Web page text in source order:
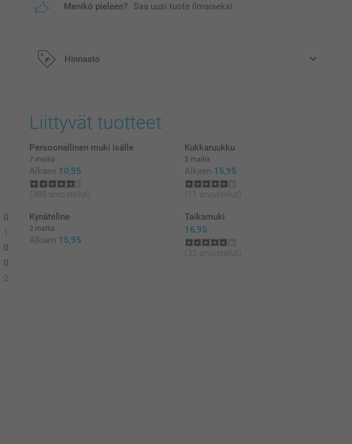
Menikö pieleen? Saa uusi tuote ilmaiseksi
Hinnasto
0
1
0
0
2
Liittyvät tuotteet
Persoonallinen muki isälle
7 mallia
Alkaen 10,95
(388 arvostelut)
Kukkaruukku
3 mallia
Alkaen 15,95
(11 arvostelut)
Kynäteline
2 mallia
Alkaen 15,95
Taikamuki
16,95
(32 arvostelut)